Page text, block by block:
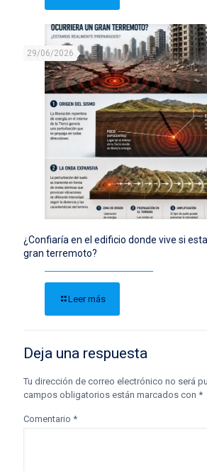
29/06/2026
¿Confiaría en el edificio donde vive si
gran terremoto?
Leer más
Deja una respuesta
Tu dirección de correo electrónico no será
campos obligatorios están marcados con *
Comentario *